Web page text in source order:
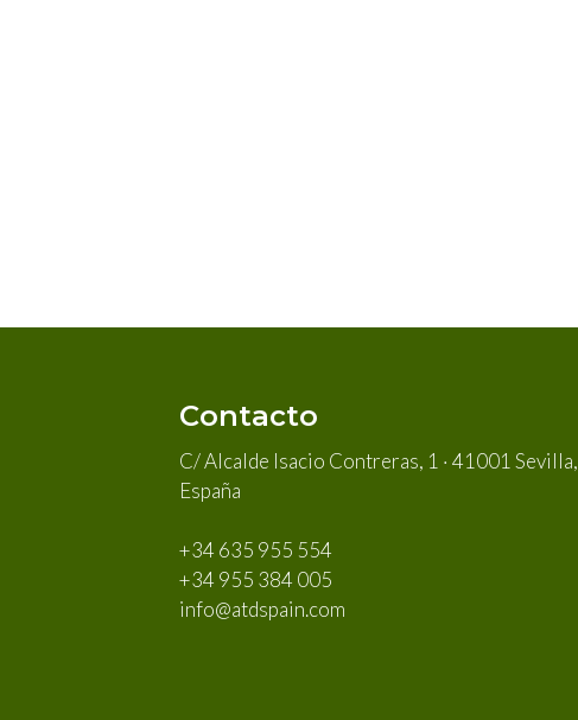
Contacto
C/ Alcalde Isacio Contreras, 1 · 41001 Sevilla,
España
+34 635 955 554
+34 955 384 005
info@atdspain.com